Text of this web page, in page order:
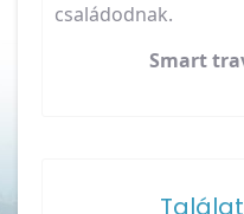
családodnak.
Smart